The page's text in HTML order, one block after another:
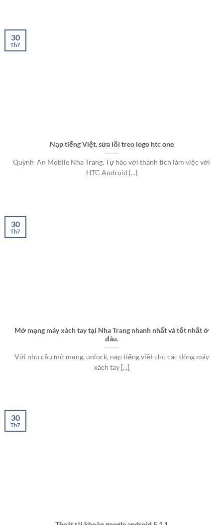
Nạp tiếng Việt, sửa lỗi treo logo htc one
Quỳnh An Mobile Nha Trang, Tự hào với thành tích làm việc với
HTC Android [...]
30
Th7
Mở mạng máy xách tay tại Nha Trang nhanh nhất và tốt nhất ở
đâu.
Với nhu cầu mở mạng, unlock, nạp tiếng việt cho các dòng máy
xách tay [...]
30
Th7
30
Th7